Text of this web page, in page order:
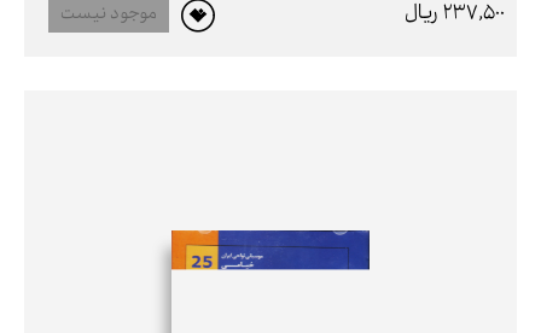
237,500 ريال
موجود نیست